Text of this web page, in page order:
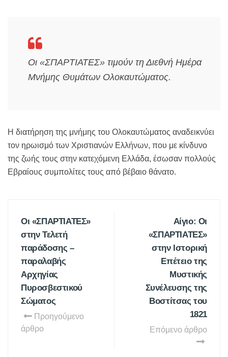
Οι «ΣΠΑΡΤΙΑΤΕΣ» τιμούν τη Διεθνή Ημέρα
Μνήμης Θυμάτων Ολοκαυτώματος.
Η διατήρηση της μνήμης του Ολοκαυτώματος αναδεικνύει
τον ηρωισμό των Χριστιανών Ελλήνων, που με κίνδυνο
της ζωής τους στην κατεχόμενη Ελλάδα, έσωσαν πολλούς
Εβραίους συμπολίτες τους από βέβαιο θάνατο.
Οι «ΣΠΑΡΤΙΑΤΕΣ»
στην Τελετή
παράδοσης –
παραλαβής
Αρχηγίας
Πυροσβεστικού
Σώματος
Προηγούμενο
άρθρο
Αίγιο: Οι
«ΣΠΑΡΤΙΑΤΕΣ»
στην Ιστορική
Επέτειο της
Μυστικής
Συνέλευσης της
Βοστίτσας του
1821
Επόμενο άρθρο